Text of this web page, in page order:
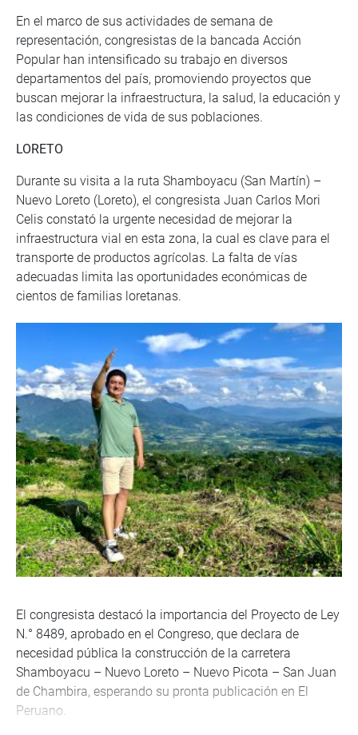
En el marco de sus actividades de semana de
representación, congresistas de la bancada Acción
Popular han intensificado su trabajo en diversos
departamentos del país, promoviendo proyectos que
buscan mejorar la infraestructura, la salud, la educación y
las condiciones de vida de sus poblaciones.
LORETO
Durante su visita a la ruta Shamboyacu (San Martín) –
Nuevo Loreto (Loreto), el congresista Juan Carlos Mori
Celis constató la urgente necesidad de mejorar la
infraestructura vial en esta zona, la cual es clave para el
transporte de productos agrícolas. La falta de vías
adecuadas limita las oportunidades económicas de
cientos de familias loretanas.
El congresista destacó la importancia del Proyecto de Ley
N.° 8489, aprobado en el Congreso, que declara de
necesidad pública la construcción de la carretera
Shamboyacu – Nuevo Loreto – Nuevo Picota – San Juan
de Chambira, esperando su pronta publicación en El
Peruano.